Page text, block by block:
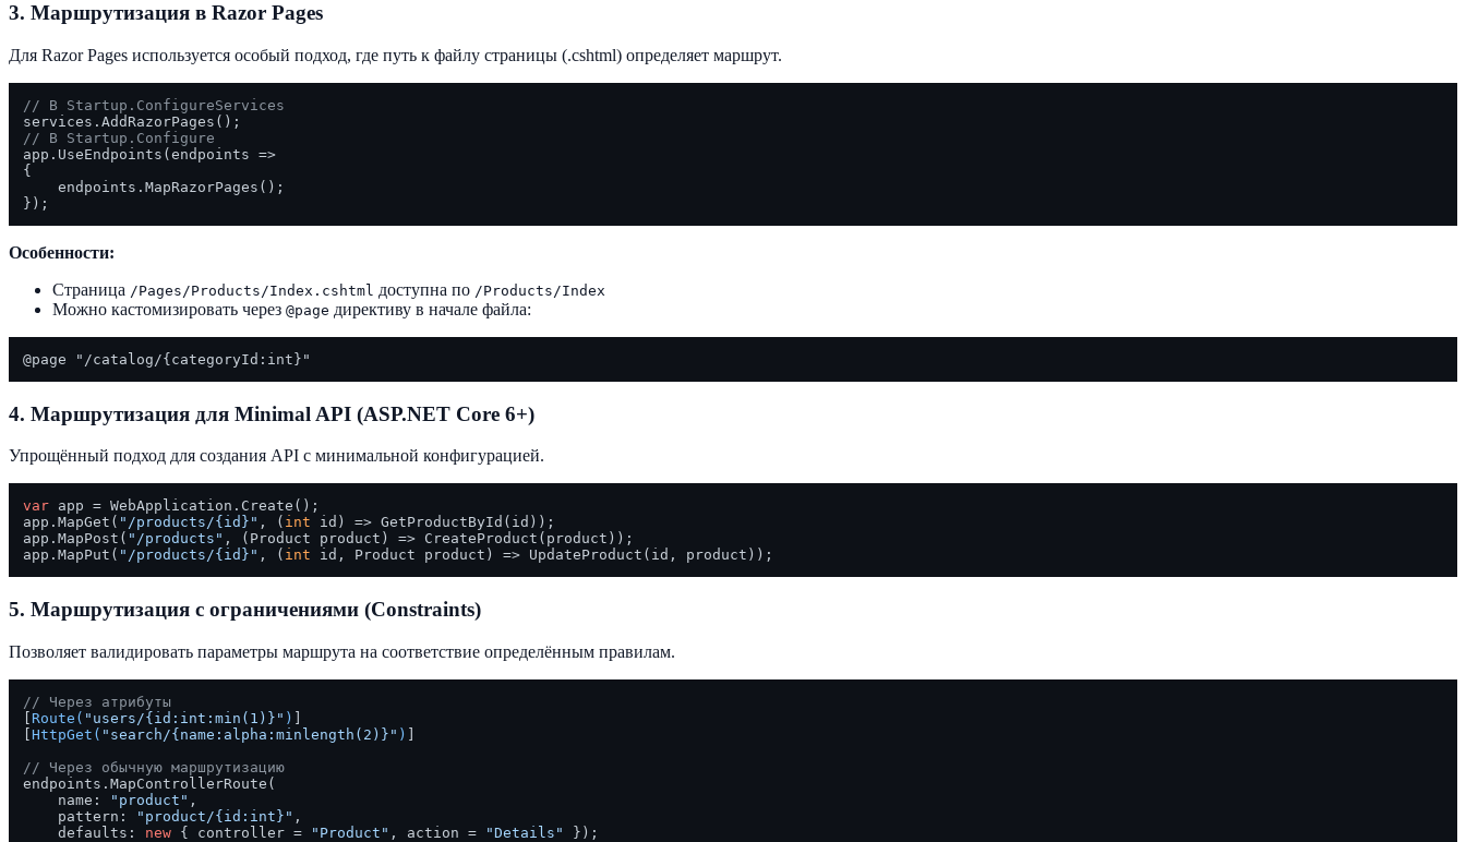
3. Маршрутизация в Razor Pages
Для Razor Pages используется особый подход, где путь к файлу страницы (.cshtml) определяет маршрут.
// В Startup.ConfigureServices
// В Startup.Configure
app.UseEndpoints(endpoints =>
{
    endpoints.MapRazorPages();
Особенности:
Страница /Pages/Products/Index.cshtml доступна по /Products/Index
Можно кастомизировать через @page директиву в начале файла:
4. Маршрутизация для Minimal API (ASP.NET Core 6+)
Упрощённый подход для создания API с минимальной конфигурацией.
var app = WebApplication.Create();
app.MapGet( "/products/{id}" , ( int id) => GetProductById(id));
app.MapPost( "/products" , (Product product) => CreateProduct(product));
app.MapPut( "/products/{id}" , ( int
5. Маршрутизация с ограничениями (Constraints)
Позволяет валидировать параметры маршрута на соответствие определённым правилам.
// Через атрибуты
[ Route( "users/{id:int:min(1)}" ) ]
[HttpGet( "search/{name:alpha:minlength(2)}" ) ]
// Через обычную маршрутизацию
endpoints.MapControllerRoute(
    name:
"product" ,
    pattern:
"product/{id:int}" ,
    defaults:
new { controller = "Product" , action = "Details"